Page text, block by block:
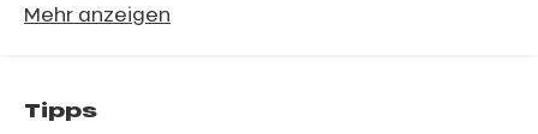
Mehr anzeigen
Tipps